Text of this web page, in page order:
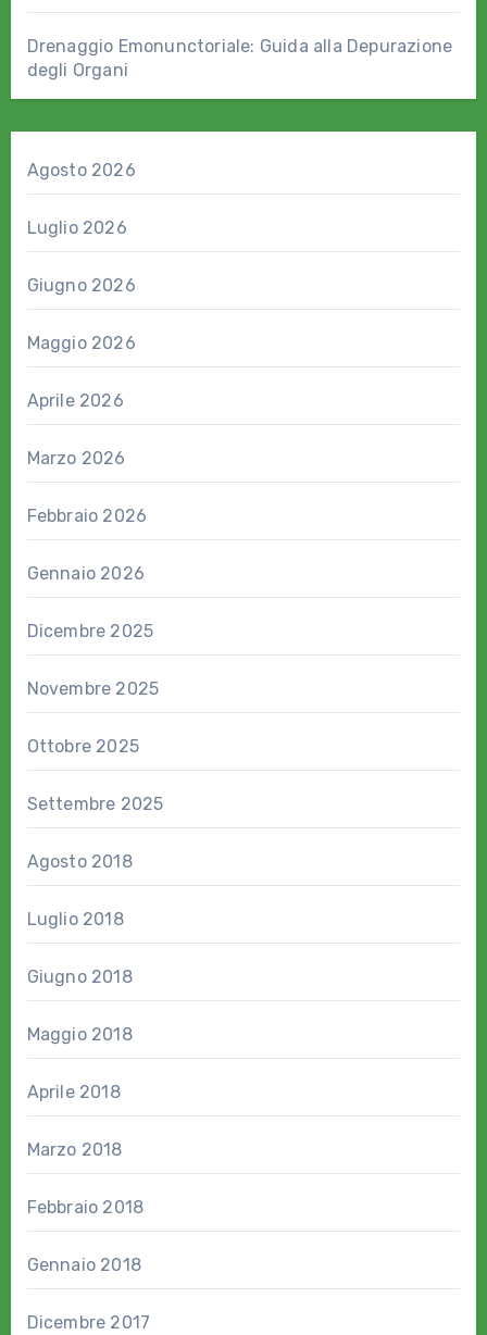
Drenaggio Emonunctoriale: Guida alla Depurazione
degli Organi
Agosto 2026
Luglio 2026
Giugno 2026
Maggio 2026
Aprile 2026
Marzo 2026
Febbraio 2026
Gennaio 2026
Dicembre 2025
Novembre 2025
Ottobre 2025
Settembre 2025
Agosto 2018
Luglio 2018
Giugno 2018
Maggio 2018
Aprile 2018
Marzo 2018
Febbraio 2018
Gennaio 2018
Dicembre 2017